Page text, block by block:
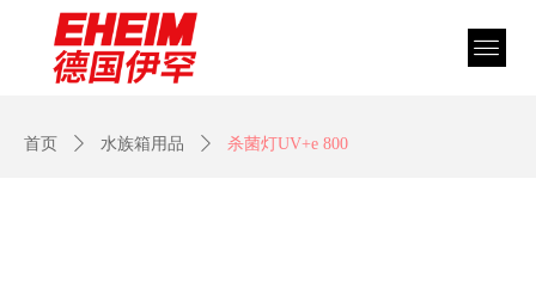
首页 ꄲ 水族箱用品 ꄲ 杀菌灯UV+e 800